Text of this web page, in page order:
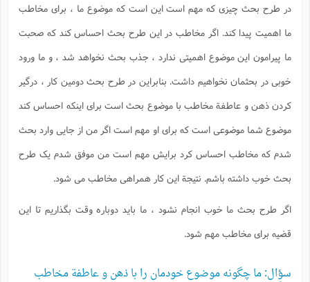
در طرح بحث چیزی که مهم است این است که موضوع ما ، برای مخاطب
ما اهمیت پیدا کند. اگر مخاطب در این طرح بحث احساس کند که صحبت
ما پیرامون این موضوع اهمیتی ندارد ، جذب بحث نخواهد شد ، و ما ورود
خوبی در بحثمان نخواهیم داشت. بنابراین در طرح بحث دومین کار ، درگیر
کردن ذهن و عاطفة مخاطب با موضوع بحث است برای اینکه احساس کند
موضوع شما موضوعی است که برای او مهم است اگر من از جایی وارد بحث
شدم که مخاطب احساس کرد برایش مهم است من موفق شدم یک طرح
بحث خوب داشته باشم. نتیجة این کار همراهی مخاطب می شود.
اگر طرح بحث ما خوب انجام نشود ، ما باید دوباره وقت بگذاریم تا این
قضیه برای مخاطب مهم شود.
سؤال: ما چگونه موضوع خودمان را با ذهن و عاطفة مخاطب